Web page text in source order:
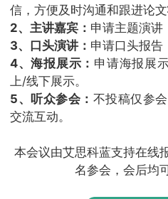
信，方便及时沟通和跟进论文
2、主讲嘉宾： 申请主题演讲
3、口头演讲： 申请口头报告
4、海报展示： 申请海报展
上/线下展示。
5、听众参会： 不投稿仅参
交流互动。
本会议由艾思科蓝支持在线
名参会，会后均